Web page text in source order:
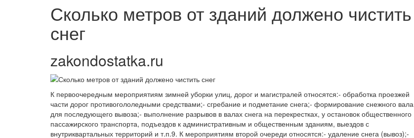
Сколько метров от зданий должено чистить
снег
zakondostatka.ru
К первоочередным мероприятиям зимней уборки улиц, дорог и магистралей относятся:- обработка проезжей
части дорог противогололедными средствами;- сгребание и подметание снега;- формирование снежного вала
для последующего вывоза;- выполнение разрывов в валах снега на перекрестках, у остановок общественного
пассажирского транспорта, подъездов к административным и общественным зданиям, выездов с
внутриквартальных территорий и т.п.9. К мероприятиям второй очереди относятся:- удаление снега (вывоз);-